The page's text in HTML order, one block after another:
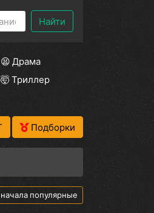
Найти
😫 Драма
🤯 Триллер
Подборки
популярные